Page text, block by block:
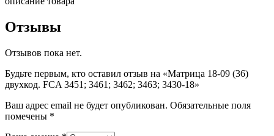
3461;
3462;
3430-
Отзывы
Отзывов пока нет.
Будьте первым, кто оставил отзыв на «Матрица 18-09 (36)
двухкод. FCA 3451; 3461; 3462; 3463; 3430-18»
Ваш адрес email не будет опубликован. Обязательные поля
помечены *